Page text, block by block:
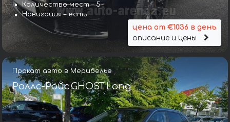
Количество мест – 5
Навигация – есть
цена от €1036 в день
описание и цены
Прокат авто в Мерибелье
Роллс-Ройс GHOST Long